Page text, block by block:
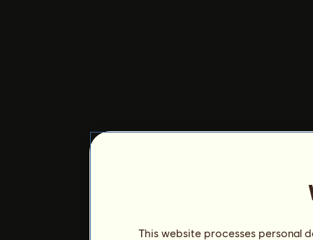
This website processes personal